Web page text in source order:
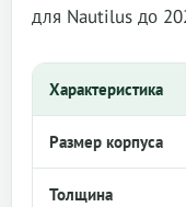
для Nautilus до
Характеристика
Размер корпуса
Толщина